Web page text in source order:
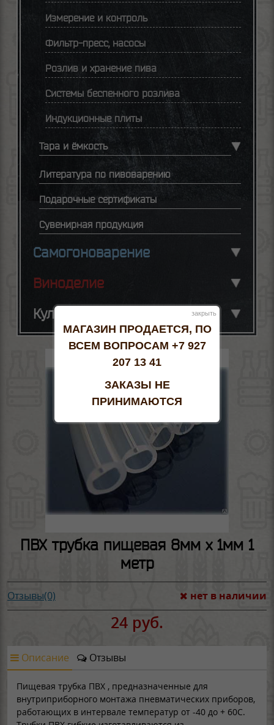
Измерение и контроль
Фильтр-пресс, насосы
Розлив и хранение пива
Системы беспенного розлива
Индукционные плиты
Тара и ёмкость
Литература по пивоварению
Подарочные сертификаты
Сувенирная продукция
Самогоноварение
Виноделие
Кулинария
ПВХ трубка пищевая 8мм х 1мм 1
метр
Отзывы(0) нет в наличии
24 руб.
Описание Отзывы
Пищевая трубка ПВХ , предназначенные для
внутриприборного монтажа пневматических приборов,
работающих в интервале температур от -40 до + 60С.
закрыть
МАГАЗИН ПРОДАЕТСЯ, ПО
ВСЕМ ВОПРОСАМ +7 927
207 13 41
ЗАКАЗЫ НЕ
ПРИНИМАЮТСЯ